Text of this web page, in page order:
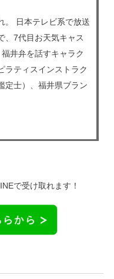
。 日本テレビ系で放送
、7代目お天気キャス
井弁を話すキャラク
ラティスインストラク
定士）、福井県ブラン
で受け取れます！